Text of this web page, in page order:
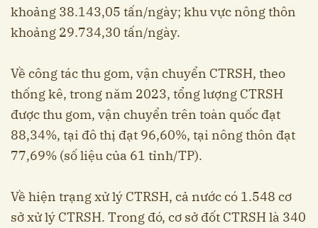
khoảng 38.143,05 tấn/ngày; khu vực nông thôn
khoảng 29.734,30 tấn/ngày.
Về công tác thu gom, vận chuyển CTRSH, theo
thống kê, trong năm 2023, tổng lượng CTRSH
được thu gom, vận chuyển trên toàn quốc đạt
88,34%, tại đô thị đạt 96,60%, tại nông thôn đạt
77,69% (số liệu của 61 tỉnh/TP).
Về hiện trạng xử lý CTRSH, cả nước có 1.548 cơ
sở xử lý CTRSH. Trong đó, cơ sở đốt CTRSH là 340